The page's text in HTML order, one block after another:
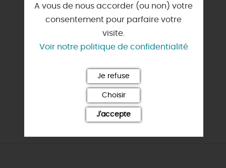
A vous de nous accorder (ou non) votre
consentement pour parfaire votre
visite.
Voir notre politique de confidentialité
Je refuse
Choisir
J'accepte